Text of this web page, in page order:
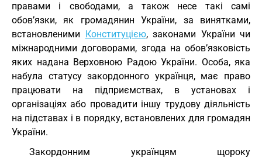
правами і свободами, а також несе такі самі
обов’язки, як громадянин України, за винятками,
встановленими Конституцією, законами України чи
міжнародними договорами, згода на обов’язковість
яких надана Верховною Радою України. Особа, яка
набула статусу закордонного українця, має право
працювати на підприємствах, в установах і
організаціях або провадити іншу трудову діяльність
на підставах і в порядку, встановлених для громадян
України.
Закордонним українцям щороку